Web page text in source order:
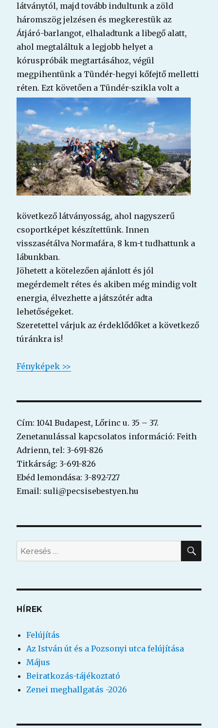
látványtól, majd tovább indultunk a zöld
háromszög jelzésen és megkerestük az
Átjáró-barlangot, elhaladtunk a libegő alatt,
ahol megtaláltuk a legjobb helyet a
kóruspróbák megtartásához, végül
megpihentünk a Tündér-hegyi kőfejtő melletti
réten. Ezt követően a Tündér-szikla volt a
következő látványosság, ahol nagyszerű
csoportképet készítettünk. Innen
visszasétálva Normafára, 8 km-t tudhattunk a
lábunkban.
Jöhetett a kötelezően ajánlott és jól
megérdemelt rétes és akiben még mindig volt
energia, élvezhette a játszótér adta
lehetőségeket.
Szeretettel várjuk az érdeklődőket a következő
túránkra is!
Fényképek >>
Cím: 1041 Budapest, Lőrinc u. 35 – 37.
Zenetanulással kapcsolatos információ: Feith
Adrienn, tel: 3-691-826
Titkárság: 3-691-826
Ebéd lemondása: 3-892-727
Email: suli@pecsisebestyen.hu
Keresés
a
kifejezésre:
HÍREK
Felújítás
Az István út és a Pozsonyi utca felújítása
Május
Beiratkozás-tájékoztató
Zenei meghallgatás -2026